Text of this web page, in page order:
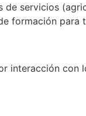
servicios
formación para
interacción